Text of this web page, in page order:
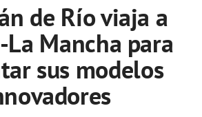
de Río viaja a
Mancha para
sus modelos